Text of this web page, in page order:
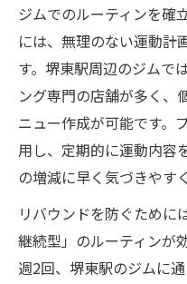
ジムでのルーティンを確
には、無理のない運動計
す。堺東駅周辺のジムで
ング専門の店舗が多く、
ニュー作成が可能です。
用し、定期的に運動内容
の増減に早く気づきやす
リバウンドを防ぐために
継続型」のルーティンが
週2回、堺東駅のジムに